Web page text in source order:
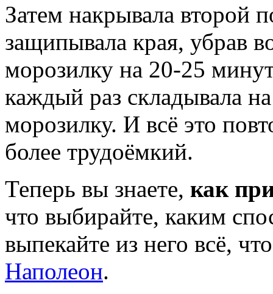
Затем накрывала второй
защипывала края, убрав
морозилку на 20-25
каждый раз складывала
морозилку. И всё это
более трудоёмкий.
Теперь вы знаете, как
что выбирайте, каким
выпекайте из него всё,
Наполеон.